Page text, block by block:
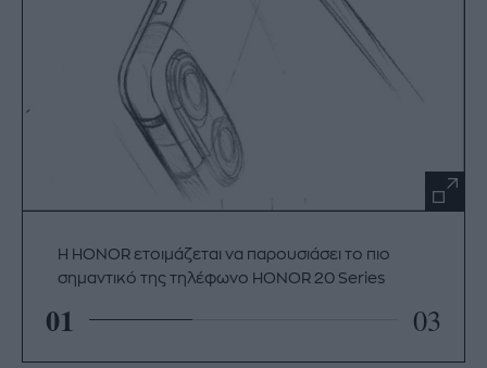
Η HONOR ετοιμάζεται να παρουσιάσει το πιο
σημαντικό της τηλέφωνο HONOR 20 Series
01 03